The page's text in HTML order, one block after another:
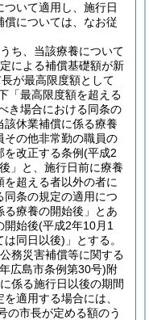
いて適用し、施行日
については、なお従
ち、当該療養について
による補償基礎額が新
が最高限度額として
「最高限度額を超える
き場合における同条の
休業補償に係る療養
その他非常勤の職員の
改正する条例(平成2
」と、施行日前に療養
超える者以外の者に
条の規定の適用につ
る療養の開始後」とあ
開始後(平成2年10月1
は同日以後) 」とする。
務災害補償等に関する
広島市条例第30号)附
係る施行日以後の期間
適用する場合には、
の市長が定める額のう